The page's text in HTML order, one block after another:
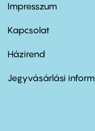
Footer
first
Impresszum
Kapcsolat
Footer
second
Házirend
Jegyvásárlási